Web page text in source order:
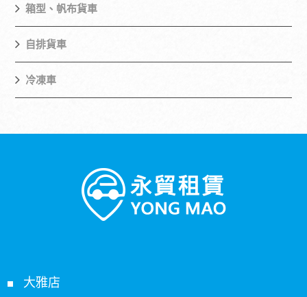
箱型、帆布貨車
自排貨車
冷凍車
大雅店